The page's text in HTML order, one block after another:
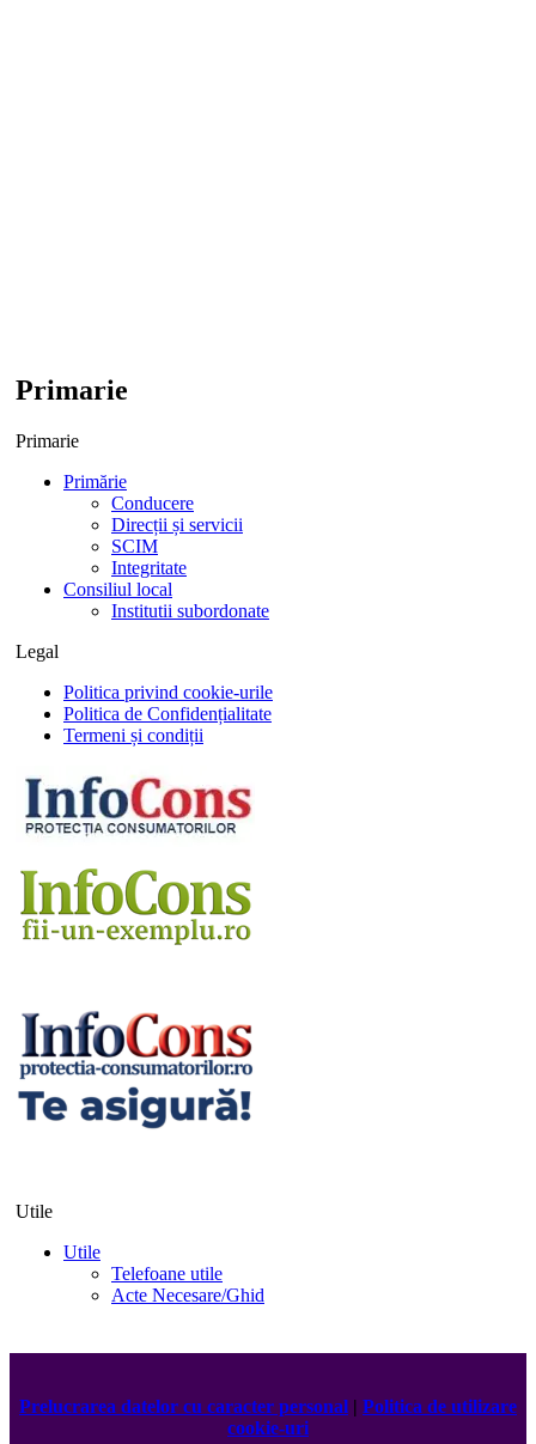
Primarie
Primarie
Primărie
Conducere
Direcții și servicii
SCIM
Integritate
Consiliul local
Institutii subordonate
Legal
Politica privind cookie-urile
Politica de Confidențialitate
Termeni și condiții
Utile
Utile
Telefoane utile
Acte Necesare/Ghid
Prelucrarea datelor cu caracter personal | Politica de utilizare
cookie-uri